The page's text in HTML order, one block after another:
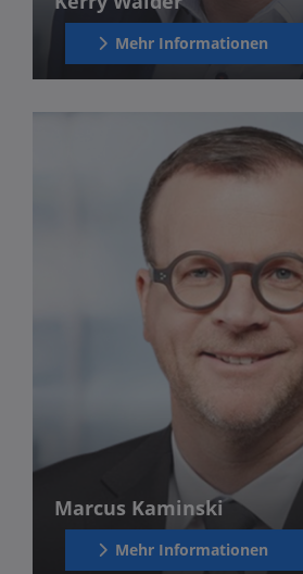
Mehr Informationen
Marcus Kaminski
Mehr Informationen